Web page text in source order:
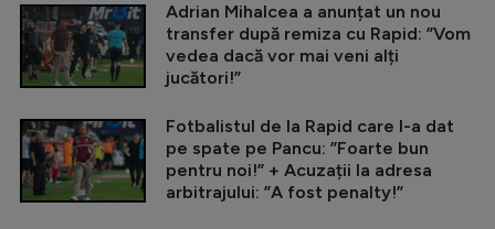
Adrian Mihalcea a anunțat un nou
transfer după remiza cu Rapid: ”Vom
vedea dacă vor mai veni alți
jucători!”
Fotbalistul de la Rapid care l-a dat
pe spate pe Pancu: ”Foarte bun
pentru noi!” + Acuzații la adresa
arbitrajului: ”A fost penalty!”